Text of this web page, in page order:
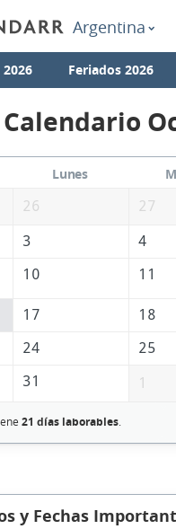
Argentina
Feriados 2026
Calendario
Lunes
26 27
3 4
10 11
17 18
24 25
31 1
21 días laborables.
y Fechas